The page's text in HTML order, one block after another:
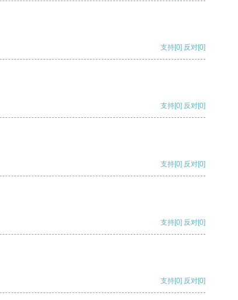
支持[0] 反对[0]
支持[0] 反对[0]
支持[0] 反对[0]
支持[0] 反对[0]
支持[0] 反对[0]